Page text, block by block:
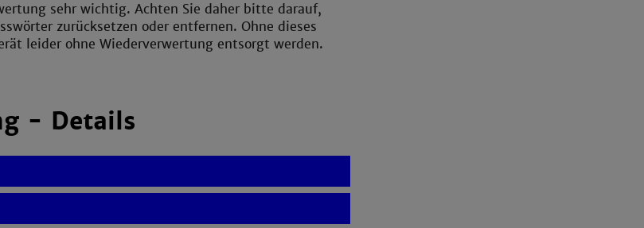
sehr wichtig. Achten Sie daher bitte darauf,
zurücksetzen oder entfernen. Ohne dieses
leider ohne Wiederverwertung entsorgt werden.
- Details